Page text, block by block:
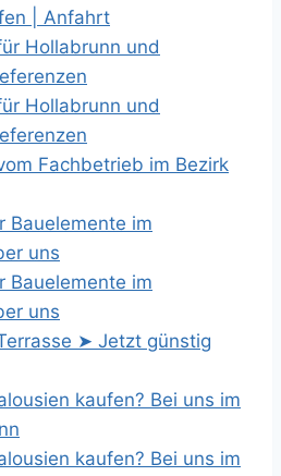
| Anfahrt
Hollabrunn und
Hollabrunn und
Fachbetrieb im Bezirk
Bauelemente im
uns
Bauelemente im
uns
➤ Jetzt günstig
kaufen? Bei uns im
kaufen? Bei uns im